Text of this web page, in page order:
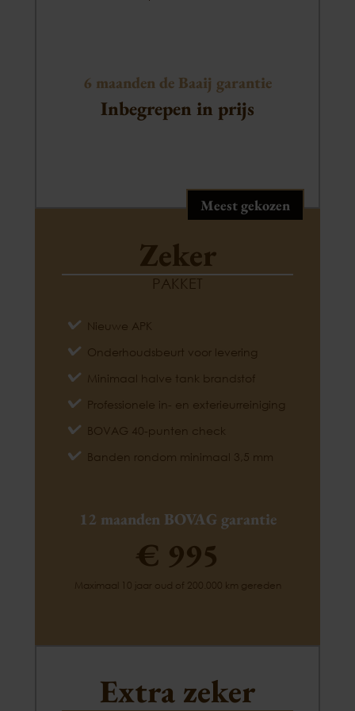
6 maanden de Baaij garantie
Inbegrepen in prijs
Meest gekozen
Zeker
PAKKET
Nieuwe APK
Onderhoudsbeurt voor levering
Minimaal halve tank brandstof
Professionele in- en exterieurreiniging
BOVAG 40-punten check
Banden rondom minimaal 3,5 mm
12 maanden BOVAG garantie
€ 995
Maximaal 10 jaar oud of 200.000 km gereden
Extra zeker